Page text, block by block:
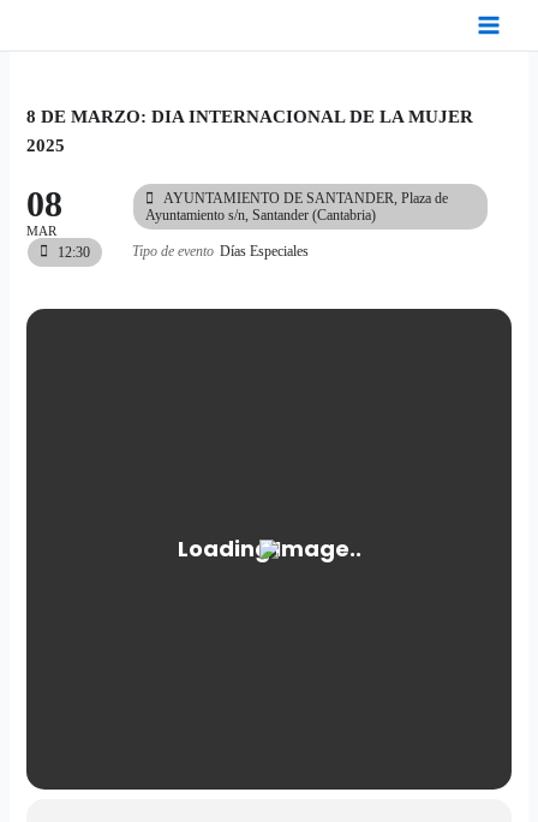
8 DE MARZO: DIA INTERNACIONAL DE LA MUJER
2025
08
MAR
12:30
AYUNTAMIENTO DE SANTANDER , Plaza de
Ayuntamiento s/n, Santander (Cantabria)
Tipo de evento Días Especiales